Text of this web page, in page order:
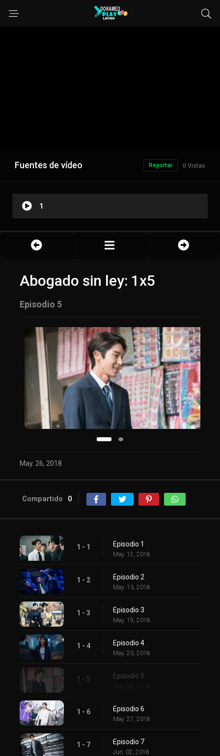
Fuentes de vídeo 0 Vistas
Reportar
1
Abogado sin ley: 1x5
Episodio 5
May. 26, 2018
Compartido 0
1 - 1 Episodio 1
May. 12, 2018
1 - 2 Episodio 2
May. 13, 2018
1 - 3 Episodio 3
May. 19, 2018
1 - 4 Episodio 4
May. 20, 2018
1 - 5 Episodio 5
May. 26, 2018
1 - 6 Episodio 6
May. 27, 2018
1 - 7 Episodio 7
Jun. 02, 2018